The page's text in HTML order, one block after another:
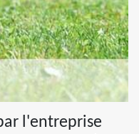
l'entreprise